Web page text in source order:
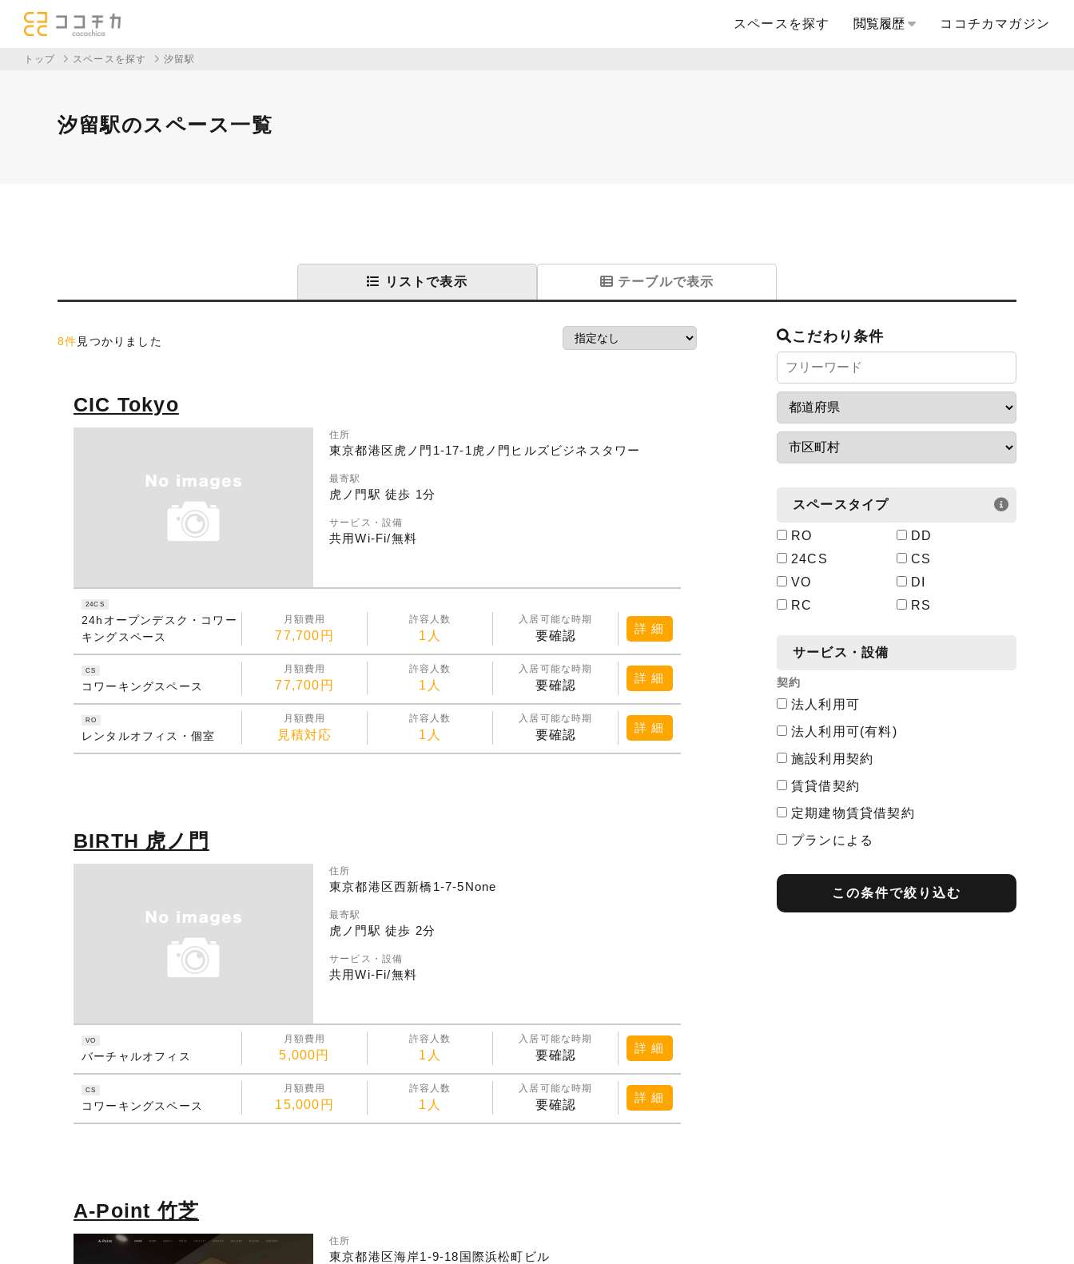
スペースを探す 閲覧履歴 ココチカマガジン
トップ スペースを探す 汐留駅
汐留駅のスペース一覧
リストで表示 テーブルで表示
8件 見つかりました
CIC Tokyo
住所
東京都港区虎ノ門1-17-1虎ノ門ヒルズビジネスタワー
最寄駅
虎ノ門駅 徒歩 1分
サービス・設備
共用Wi-Fi/無料
24CS
24hオープンデスク・コワー
キングスペース
月額費用
77,700円
許容人数
1人
入居可能な時期
要確認
詳 細
CS
コワーキングスペース
月額費用
77,700円
許容人数
1人
入居可能な時期
要確認
詳 細
RO
レンタルオフィス・個室
月額費用
見積対応
許容人数
1人
入居可能な時期
要確認
詳 細
BIRTH 虎ノ門
住所
東京都港区西新橋1-7-5None
最寄駅
虎ノ門駅 徒歩 2分
サービス・設備
共用Wi-Fi/無料
VO
バーチャルオフィス
月額費用
5,000円
許容人数
1人
入居可能な時期
要確認
詳 細
CS
コワーキングスペース
月額費用
15,000円
許容人数
1人
入居可能な時期
要確認
詳 細
A-Point 竹芝
住所
東京都港区海岸1-9-18国際浜松町ビル
こだわり条件
スペースタイプ
RO
DD
24CS
CS
VO
DI
RC
RS
サービス・設備
契約
法人利用可
法人利用可(有料)
施設利用契約
賃貸借契約
定期建物賃貸借契約
プランによる
最短契約期間この条件で絞り込む